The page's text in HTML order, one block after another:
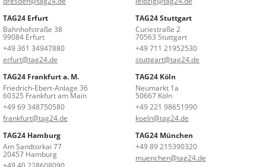
TAG24 Erfurt
Bahnhofstraße 38
99084 Erfurt
+49 361 34947880
erfurt@tag24.de
TAG24 Stuttgart
Curiestraße 2
70563 Stuttgart
+49 711 21952530
stuttgart@tag24.de
TAG24 Frankfurt a. M.
Friedrich-Ebert-Anlage 36
60325 Frankfurt am Main
+49 69 348750580
frankfurt@tag24.de
TAG24 Köln
Neumarkt 1a
50667 Köln
+49 221 98651990
koeln@tag24.de
TAG24 Hamburg
Am Sandtorkai 77
20457 Hamburg
TAG24 München
+49 89 215390320
muenchen@tag24.de